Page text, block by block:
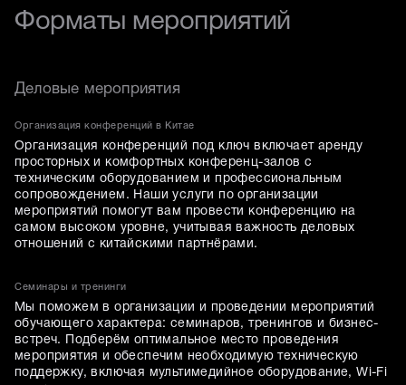
Форматы мероприятий
Деловые мероприятия
Организация конференций в Китае
Организация конференций под ключ включает аренду
просторных и комфортных конференц-залов с
техническим оборудованием и профессиональным
сопровождением. Наши услуги по организации
мероприятий помогут вам провести конференцию на
самом высоком уровне, учитывая важность деловых
отношений с китайскими партнёрами.
Семинары и тренинги
Мы поможем в организации и проведении мероприятий
обучающего характера: семинаров, тренингов и бизнес-
встреч. Подберём оптимальное место проведения
мероприятия и обеспечим необходимую техническую
поддержку, включая мультимедийное оборудование, Wi-Fi